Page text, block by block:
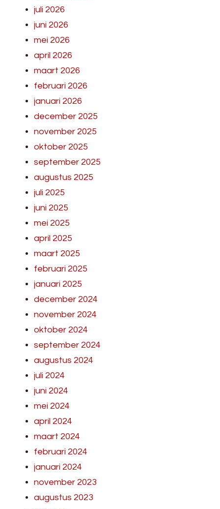
juli 2026
juni 2026
mei 2026
april 2026
maart 2026
februari 2026
januari 2026
december 2025
november 2025
oktober 2025
september 2025
augustus 2025
juli 2025
juni 2025
mei 2025
april 2025
maart 2025
februari 2025
januari 2025
december 2024
november 2024
oktober 2024
september 2024
augustus 2024
juli 2024
juni 2024
mei 2024
april 2024
maart 2024
februari 2024
januari 2024
november 2023
augustus 2023